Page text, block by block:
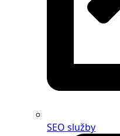
SEO služby